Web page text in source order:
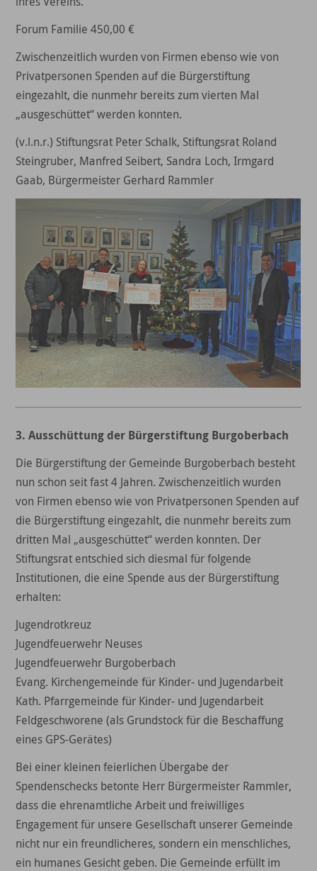
Forum Familie 450,00 €
Zwischenzeitlich wurden von Firmen ebenso wie von
Privatpersonen Spenden auf die Bürgerstiftung
eingezahlt, die nunmehr bereits zum vierten Mal
„ausgeschüttet“ werden konnten.
(v.l.n.r.) Stiftungsrat Peter Schalk, Stiftungsrat Roland
Steingruber, Manfred Seibert, Sandra Loch, Irmgard
Gaab, Bürgermeister Gerhard Rammler
3. Ausschüttung der Bürgerstiftung Burgoberbach
Die Bürgerstiftung der Gemeinde Burgoberbach besteht
nun schon seit fast 4 Jahren. Zwischenzeitlich wurden
von Firmen ebenso wie von Privatpersonen Spenden auf
die Bürgerstiftung eingezahlt, die nunmehr bereits zum
dritten Mal „ausgeschüttet“ werden konnten. Der
Stiftungsrat entschied sich diesmal für folgende
Institutionen, die eine Spende aus der Bürgerstiftung
erhalten:
Jugendrotkreuz
Jugendfeuerwehr Neuses
Jugendfeuerwehr Burgoberbach
Evang. Kirchengemeinde für Kinder- und Jugendarbeit
Kath. Pfarrgemeinde für Kinder- und Jugendarbeit
Feldgeschworene (als Grundstock für die Beschaffung
eines GPS-Gerätes)
Bei einer kleinen feierlichen Übergabe der
Spendenschecks betonte Herr Bürgermeister Rammler,
dass die ehrenamtliche Arbeit und freiwilliges
Engagement für unsere Gesellschaft unserer Gemeinde
nicht nur ein freundlicheres, sondern ein menschliches,
ein humanes Gesicht geben. Die Gemeinde erfüllt im